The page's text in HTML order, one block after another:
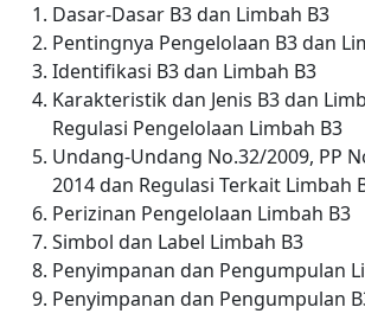
Dasar-Dasar B3 dan Limbah B3
Pentingnya Pengelolaan B3 dan
Identifikasi B3 dan Limbah B3
Karakteristik dan Jenis B3 dan
Regulasi Pengelolaan Limbah B3
Undang-Undang No.32/2009, PP
2014 dan Regulasi Terkait Limbah
Perizinan Pengelolaan Limbah B3
Simbol dan Label Limbah B3
Penyimpanan dan Pengumpulan
Penyimpanan dan Pengumpulan